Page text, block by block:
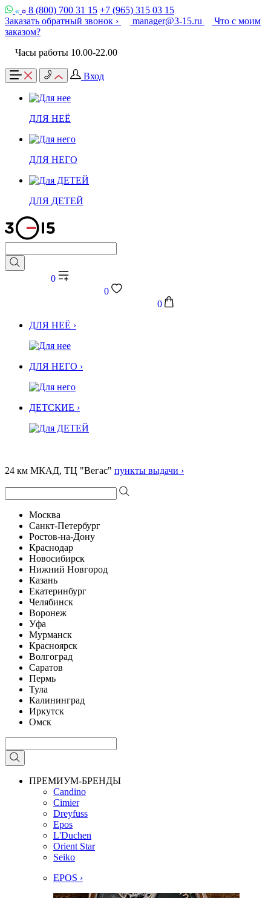
8 (800) 700 31 15 +7 (965) 315 03 15
Заказать обратный звонок ›
manager@3-15.ru
Что с моим
заказом?
Часы работы 10.00-22.00
Вход
ДЛЯ НЕЁ
ДЛЯ НЕГО
ДЛЯ ДЕТЕЙ
0
0
0
ДЛЯ НЕЁ ›
ДЛЯ НЕГО ›
ДЕТСКИЕ ›
24 км МКАД, ТЦ "Вегас" пункты выдачи ›
Москва
Санкт-Петербург
Ростов-на-Дону
Краснодар
Новосибирск
Нижний Новгород
Казань
Екатеринбург
Челябинск
Воронеж
Уфа
Мурманск
Красноярск
Волгоград
Саратов
Пермь
Тула
Калининград
Иркутск
Омск
ПРЕМИУМ-БРЕНДЫ
Candino
Cimier
Dreyfuss
Epos
L'Duchen
Orient Star
Seiko
EPOS ›